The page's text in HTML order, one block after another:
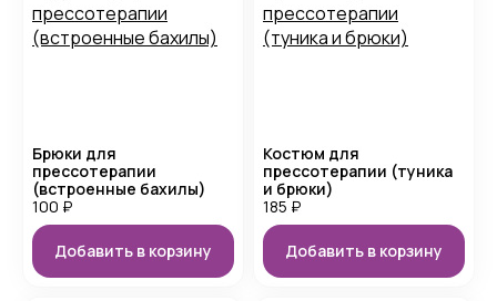
Брюки для
прессотерапии
(встроенные бахилы)
100 ₽
Добавить в корзину
Костюм для
прессотерапии (туника
и брюки)
185 ₽
Добавить в корзину